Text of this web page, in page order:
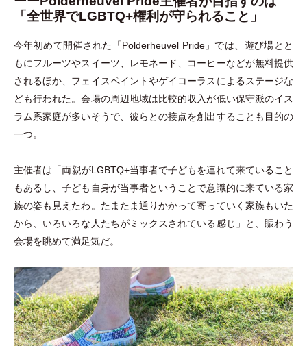
「全世界でLGBTQ+権利が守られること」
今年初めて開催された 「Polderheuvel Pride」 では、遊び場とと
もにフルーツやスイーツ、レモネード、コーヒーなどが無料提供
されるほか、フェイスペイントやゲイコーラスによるステージな
ども行われた。会場の周辺地域は比較的収入が低い保守派のイス
ラム系家庭が多いそうで、彼らとの接点を創出することも目的の
一つ。
主催者は 「両親がLGBTQ+当事者で子どもを連れて来ていること
もあるし、子ども自身が当事者ということで意識的に来ている家
族の姿も見えたわ。たまたま通りかかって寄っていく家族もいた
から、いろいろな人たちがミックスされている感じ 」
と、賑わう
会場を眺めて満足気だ。